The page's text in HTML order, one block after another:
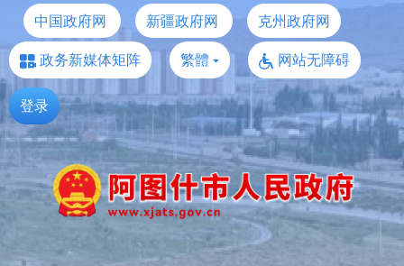
中国政府网 新疆政府网
克州政府网
政务新媒体矩阵
繁體 网站无障碍
登录